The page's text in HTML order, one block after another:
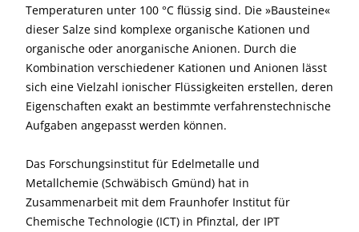
Temperaturen unter 100 °C flüssig sind. Die »Bausteine«
dieser Salze sind komplexe organische Kationen und
organische oder anorganische Anionen. Durch die
Kombination verschiedener Kationen und Anionen lässt
sich eine Vielzahl ionischer Flüssigkeiten erstellen, deren
Eigenschaften exakt an bestimmte verfahrenstechnische
Aufgaben angepasst werden können.
Das Forschungsinstitut für Edelmetalle und
Metallchemie (Schwäbisch Gmünd) hat in
Zusammenarbeit mit dem Fraunhofer Institut für
Chemische Technologie (ICT) in Pfinztal, der IPT